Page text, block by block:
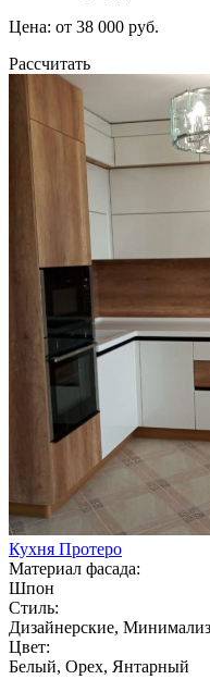
Цена: от 38 000 руб.
Рассчитать
Кухня Протеро
Материал фасада:
Шпон
Стиль:
Дизайнерские,
Цвет:
Белый, Орех, Янтарный